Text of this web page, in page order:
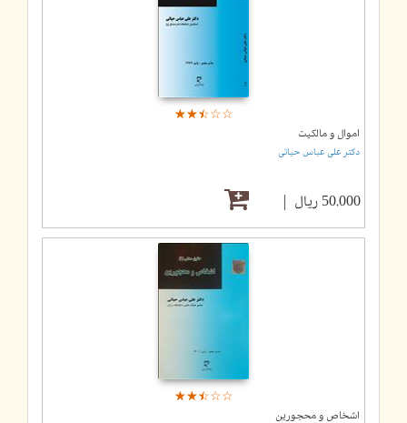
☆☆☆☆☆
★★★★★
اموال و مالکیت
دکتر علی عباس حیاتی
50,000 ریال
☆☆☆☆☆
★★★★★
اشخاص و محجورین